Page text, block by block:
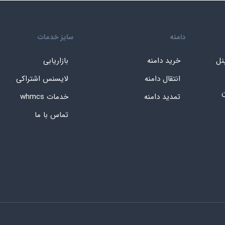
دامنه
خرید دامنه
انتقال دامنه
تمدید دامنه
سایز خدمات
بازاریابی
لایسنس اشتراکی
خدمات whmcs
تماس با ما